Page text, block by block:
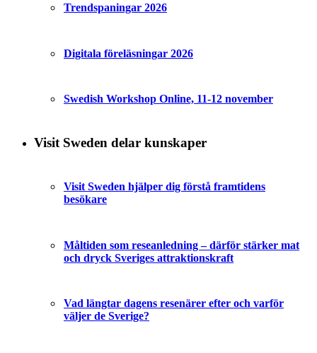
Trendspaningar 2026
Digitala föreläsningar 2026
Swedish Workshop Online, 11-12 november
Visit Sweden delar kunskaper
Visit Sweden hjälper dig förstå framtidens
besökare
Måltiden som reseanledning – därför stärker mat
och dryck Sveriges attraktionskraft
Vad längtar dagens resenärer efter och varför
väljer de Sverige?